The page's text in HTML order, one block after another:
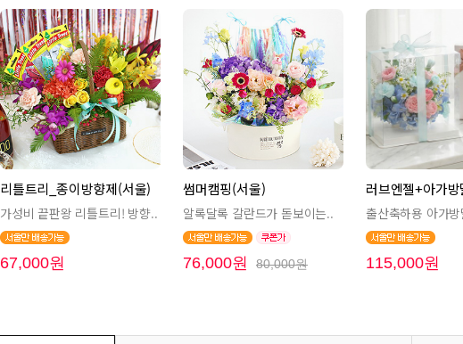
리틀트리_종이방향제(서울)
가성비 끝판왕 리틀트리! 방향..
67,000원
썸머캠핑(서울)
알록달록 갈란드가 돋보이는..
76,000원 80,000원
러브엔젤+아가
출산축하용 아가
115,000원